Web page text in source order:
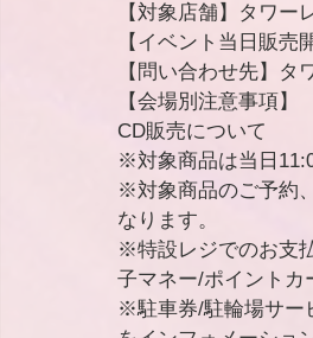
【対象店舗】タワー
【イベント当日販売
【問い合わせ先】タ
【会場別注意事項】
CD販売について
※対象商品は当日
※対象商品のご予約
なります。
※特設レジでのお支
子マネー/ポイントカ
※駐車券/駐輪場サー